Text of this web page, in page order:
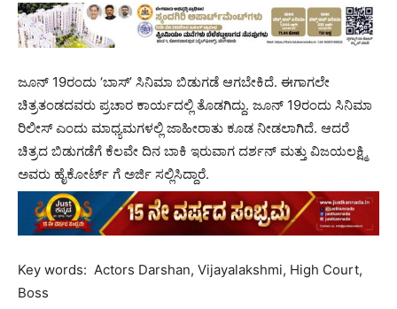
ಜೂನ್ 19ರಂದು ‘ಬಾಸ್’ ಸಿನಿಮಾ ಬಿಡುಗಡೆ ಆಗಬೇಕಿದೆ. ಈಗಾಗಲೇ
ಚಿತ್ರತಂಡದವರು ಪ್ರಚಾರ ಕಾರ್ಯದಲ್ಲಿ ತೊಡಗಿದ್ದು. ಜೂನ್ 19ರಂದು ಸಿನಿಮಾ
ರಿಲೀಸ್ ಎಂದು ಮಾಧ್ಯಮಗಳಲ್ಲಿ ಜಾಹೀರಾತು ಕೂಡ ನೀಡಲಾಗಿದೆ. ಆದರೆ
ಚಿತ್ರದ ಬಿಡುಗಡೆಗೆ ಕೆಲವೇ ದಿನ ಬಾಕಿ ಇರುವಾಗ ದರ್ಶನ್ ಮತ್ತು ವಿಜಯಲಕ್ಷ್ಮಿ
ಅವರು ಹೈಕೋರ್ಟ್​ ಗೆ ಅರ್ಜಿ ಸಲ್ಲಿಸಿದ್ದಾರೆ.
Key words: Actors Darshan, Vijayalakshmi, High Court,
Boss